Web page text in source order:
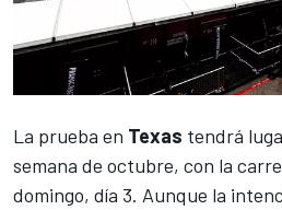
La prueba en Texas tendrá
semana de octubre, con la
domingo, día 3. Aunque la